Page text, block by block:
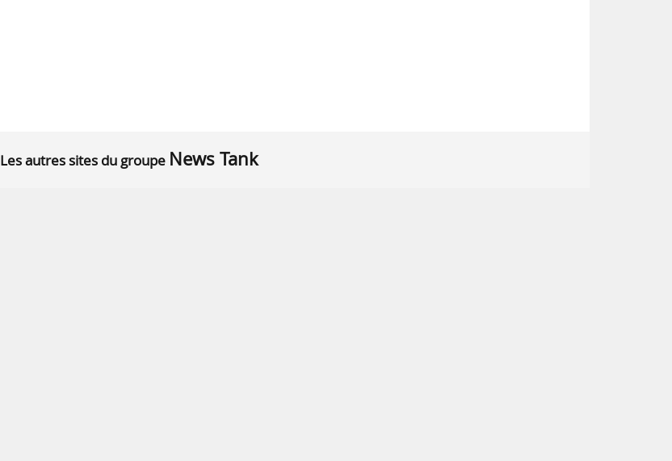
Les autres sites du groupe News Tank